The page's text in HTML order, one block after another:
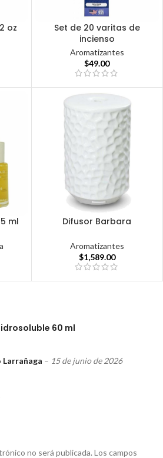
oz
Set de 20 varitas de
incienso
Aromatizantes
$49.00
ml Difusor Barbara
Aromatizantes
$1,589.00
60 ml
– 15 de junio de 2026
no será publicada. Los campos